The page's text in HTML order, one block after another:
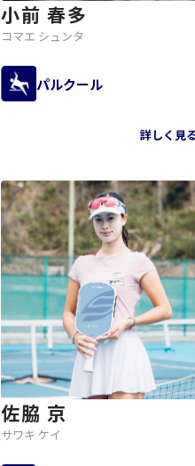
小前 春多
コマエ シュンタ
パルクール
詳しく見
佐脇 京
サワキ ケイ